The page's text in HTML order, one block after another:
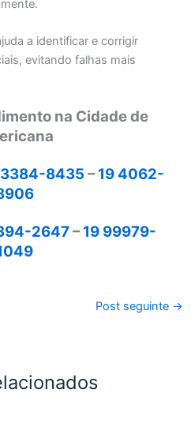
a identificar e corrigir
evitando falhas mais
na Cidade de
3384-8435 –19 4062-
2647–19 99979-
Post seguinte →